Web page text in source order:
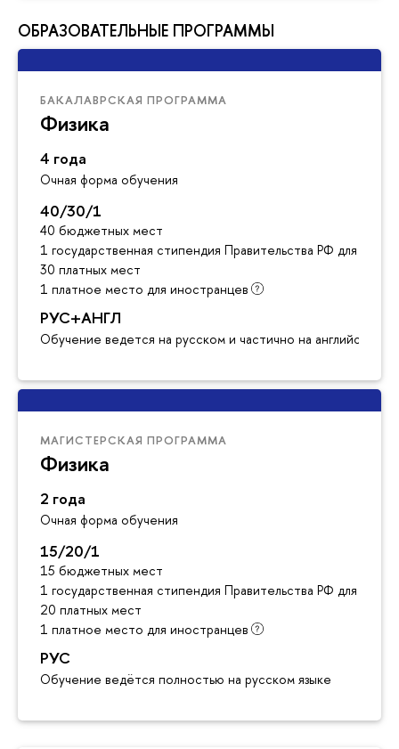
ОБРАЗОВАТЕЛЬНЫЕ ПРОГРАММЫ
БАКАЛАВРСКАЯ ПРОГРАММА
Физика
4 года
Очная форма обучения
40/30/1
40 бюджетных мест
1 государственная стипендия Правительства РФ для
30 платных мест
1 платное место для иностранцев
РУС+АНГЛ
Обучение ведется на русском и частично на английском
МАГИСТЕРСКАЯ ПРОГРАММА
Физика
2 года
Очная форма обучения
15/20/1
15 бюджетных мест
1 государственная стипендия Правительства РФ для
20 платных мест
1 платное место для иностранцев
РУС
Обучение ведётся полностью на русском языке